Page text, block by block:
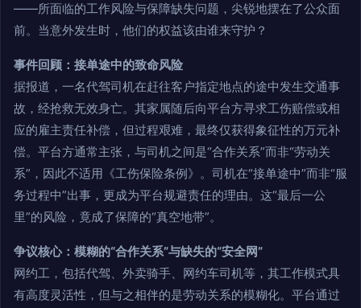
——所面临的工作风险与保障缺失问题，尖锐地摆在了公众面
前。当意外发生时，他们的权益该由谁来守护？
事件回顾：接单途中的致命风险
据报道，一名代驾司机在赶往客户指定地点的途中发生交通事
故，经抢救无效身亡。其家属随后向平台方寻求工伤赔偿或相
应的雇主责任补偿，但过程艰难，最终仅获得象征性的万元补
偿。平台方通常主张，与司机之间是“合作关系”而非“劳动关
系”，因此不适用《工伤保险条例》。司机在“接单途中”而非“服
务过程中”出事，更成为平台规避责任的理由。这“最后一公
里”的风险，竟成了保障的“真空地带”。
争议核心：模糊的“合作关系”与缺失的“安全网”
网约工，包括代驾、外卖骑手、网约车司机等，其工作模式具
有高度灵活性，但与之相伴的是劳动关系的模糊化。平台通过